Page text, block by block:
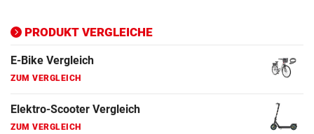
PRODUKT VERGLEICHE
ZUM VERGLEICH
Fahrrad Test
ZUM VERGLEICH
Fahrradanhänger Vergleich
ZUM VERGLEICH